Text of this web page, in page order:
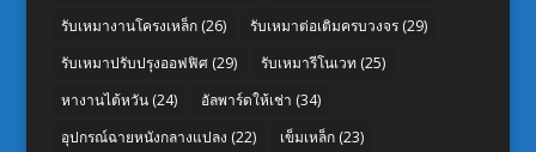
รับเหมางานโครงเหล็ก(26) รับเหมาต่อเติมครบวงจร(29)
รับเหมาปรับปรุงออฟฟิศ(29) รับเหมารีโนเวท (25)
หางานไต้หวัน(24) อัลพาร์ดให้เช่า (34)
อุปกรณ์ฉายหนังกลางแปลง (22) เข็มเหล็ก(23)